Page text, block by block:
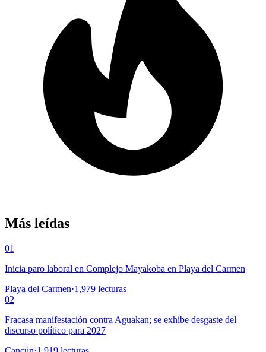
Más leídas
01
Inicia paro laboral en Complejo Mayakoba en Playa del Carmen
Playa del Carmen·1,979 lecturas
02
Fracasa manifestación contra Aguakan; se exhibe desgaste del
discurso político para 2027